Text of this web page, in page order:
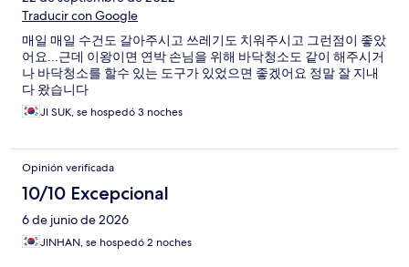
Traducir con Google
매일 매일 수건도 갈아주시고 쓰레기도 치워주시고 그런점이 좋았
어요...근데 이왕이면 연박 손님을 위해 바닥청소도 같이 해주시거
나 바닥청소를 할수 있는 도구가 있었으면 좋겠어요 정말 잘 지내
다 왔습니다
JI SUK, se hospedó 3 noches
Opinión verificada
10/10 Excepcional
6 de junio de 2026
JINHAN, se hospedó 2 noches